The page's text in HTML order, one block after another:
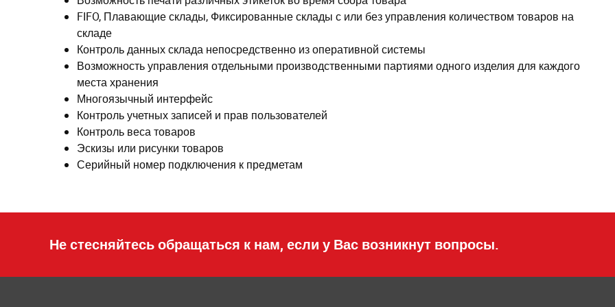
FIFO, Плавающие склады, Фиксированные склады с или без управления количеством товаров на
складе
Контроль данных склада непосредственно из оперативной системы
Возможность управления отдельными производственными партиями одного изделия для каждого
места хранения
Многоязычный интерфейс
Контроль учетных записей и прав пользователей
Контроль веса товаров
Эскизы или рисунки товаров
Серийный номер подключения к предметам
Не стесняйтесь обращаться к нам, если у Вас возникнут вопросы.